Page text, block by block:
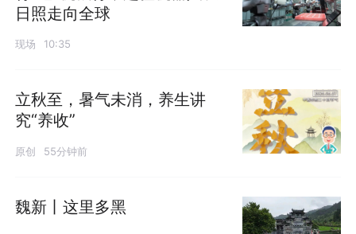
日照走向全球
现场 10:35
立秋至，暑气未消，养生讲
究“养收”
原创 55分钟前
魏新丨这里多黑